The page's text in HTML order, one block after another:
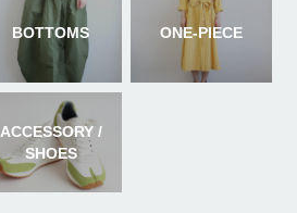
BOTTOMS ONE-PIECE
ACCESSORY /
SHOES